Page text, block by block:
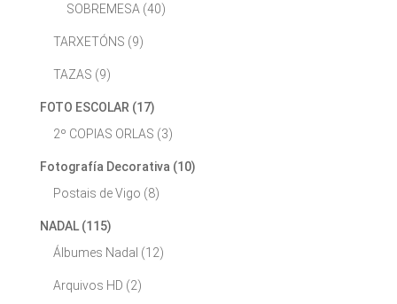
SOBREMESA (40)
TARXETÓNS (9)
TAZAS (9)
FOTO ESCOLAR (17)
2º COPIAS ORLAS (3)
Fotografía Decorativa (10)
Postais de Vigo (8)
NADAL (115)
Álbumes Nadal (12)
Arquivos HD (2)